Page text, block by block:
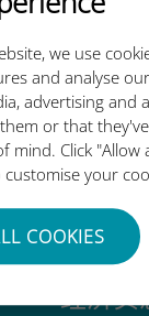
we use
and analyse
advertising and
or that
mind. Click "Allow
your
COOKIES
如此出
经济实